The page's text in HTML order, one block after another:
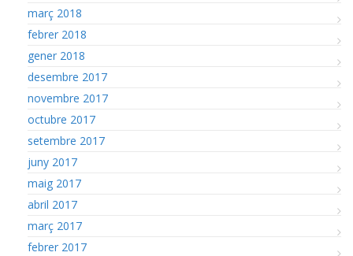
març 2018
febrer 2018
gener 2018
desembre 2017
novembre 2017
octubre 2017
setembre 2017
juny 2017
maig 2017
abril 2017
març 2017
febrer 2017